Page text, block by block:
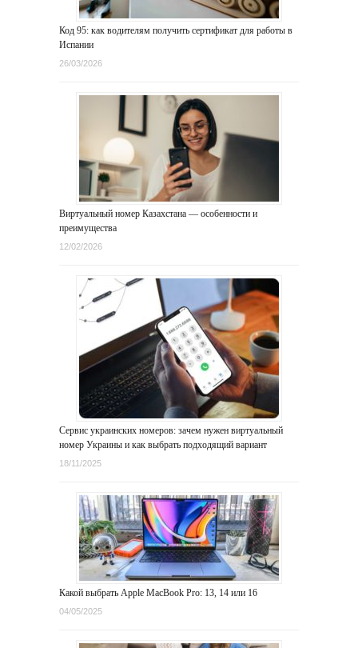
Код 95: как водителям получить сертификат для работы в
Испании
26/03/2026
Виртуальный номер Казахстана — особенности и
преимущества
12/02/2026
Сервис украинских номеров: зачем нужен виртуальный
номер Украины и как выбрать подходящий вариант
18/11/2025
Какой выбрать Apple MacBook Pro: 13, 14 или 16
04/05/2025